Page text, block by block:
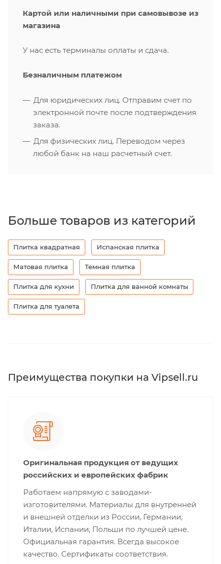
Картой или наличными при самовывозе из
магазина
У нас есть терминалы оплаты и сдача.
Безналичным платежом
Для юридических лиц. Отправим счет по
электронной почте после подтверждения
заказа.
Для физических лиц. Переводом через
любой банк на наш расчетный счет.
Больше товаров из категорий
Плитка квадратная Испанская плитка
Матовая плитка Темная плитка
Плитка для кухни Плитка для ванной комнаты
Плитка для туалета
Преимущества покупки на Vipsell.ru
Оригинальная продукция от ведущих
российских и европейских фабрик
Работаем напрямую с заводами-
изготовителями. Материалы для внутренней
и внешней отделки из России, Германии,
Италии, Испании, Польши по лучшей цене.
Официальная гарантия. Всегда высокое
качество. Сертификаты соответствия.